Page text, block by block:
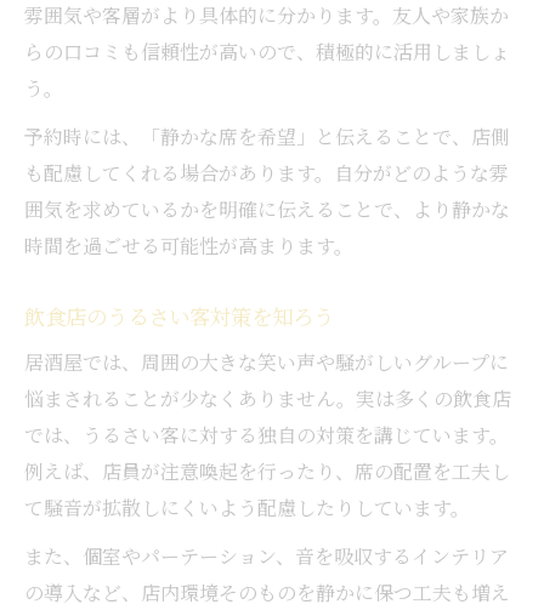
雰囲気や客層がより具体的に分かります。友人や家族か
らの口コミも信頼性が高いので、積極的に活用しましょ
う。
予約時には、「静かな席を希望」と伝えることで、店側
も配慮してくれる場合があります。自分がどのような雰
囲気を求めているかを明確に伝えることで、より静かな
時間を過ごせる可能性が高まります。
飲食店のうるさい客対策を知ろう
居酒屋では、周囲の大きな笑い声や騒がしいグループに
悩まされることが少なくありません。実は多くの飲食店
では、うるさい客に対する独自の対策を講じています。
例えば、店員が注意喚起を行ったり、席の配置を工夫し
て騒音が拡散しにくいよう配慮したりしています。
また、個室やパーテーション、音を吸収するインテリア
の導入など、店内環境そのものを静かに保つ工夫も増え